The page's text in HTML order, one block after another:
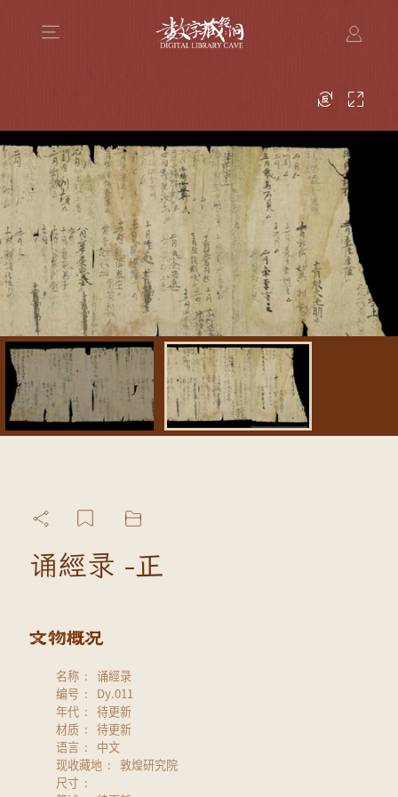
诵經录 -正
名称
诵經录
编号
Dy.011
年代
待更新
材质
待更新
语言
中文
现收藏地
敦煌研究院
尺寸